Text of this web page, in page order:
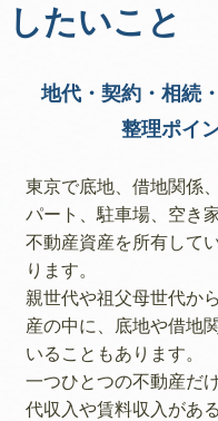
したいこと
地代・契約・相続
整理ポイ
東京で底地、借地関係
パート、駐車場、空き
不動産資産を所有して
ります。
親世代や祖父母世代か
産の中に、底地や借地
いることもあります。
一つひとつの不動産だ
代収入や賃料収入があ